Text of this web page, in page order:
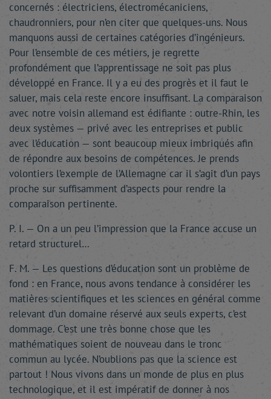
concernés : électriciens, électromécaniciens,
chaudronniers, pour n’en citer que quelques-uns. Nous
manquons aussi de certaines catégories d’ingénieurs.
Pour l’ensemble de ces métiers, je regrette
profondément que l’apprentissage ne soit pas plus
développé en France. Il y a eu des progrès et il faut le
saluer, mais cela reste encore insuffisant. La comparaison
avec notre voisin allemand est édifiante : outre-Rhin, les
deux systèmes — privé avec les entreprises et public
avec l’éducation — sont beaucoup mieux imbriqués afin
de répondre aux besoins de compétences. Je prends
volontiers l’exemple de l’Allemagne car il s’agit d’un pays
proche sur suffisamment d’aspects pour rendre la
comparaison pertinente.
P. I. — On a un peu l’impression que la France accuse un
retard structurel…
F. M. — Les questions d’éducation sont un problème de
fond : en France, nous avons tendance à considérer les
matières scientifiques et les sciences en général comme
relevant d’un domaine réservé aux seuls experts, c’est
dommage. C’est une très bonne chose que les
mathématiques soient de nouveau dans le tronc
commun au lycée. N’oublions pas que la science est
partout ! Nous vivons dans un monde de plus en plus
technologique, et il est impératif de donner à nos